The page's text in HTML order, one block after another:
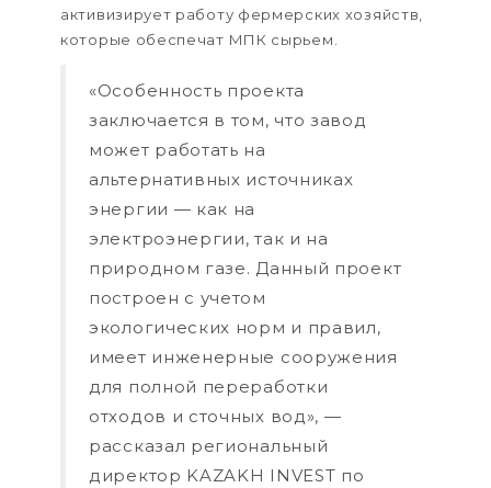
активизирует работу фермерских хозяйств,
которые обеспечат МПК сырьем.
«Особенность проекта
заключается в том, что завод
может работать на
альтернативных источниках
энергии — как на
электроэнергии, так и на
природном газе. Данный проект
построен с учетом
экологических норм и правил,
имеет инженерные сооружения
для полной переработки
отходов и сточных вод», —
рассказал региональный
директор KAZAKH INVEST по